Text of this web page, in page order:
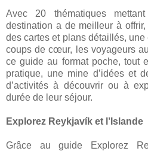
Avec 20 thématiques
destination a de meilleur à
des cartes et plans détaillés, une
coups de cœur, les voyageurs
ce guide au format poche, tout
pratique, une mine d’idées et
d’activités à découvrir ou à
durée de leur séjour.
Explorez Reykjavík et l’Islande
Grâce au guide Explorez